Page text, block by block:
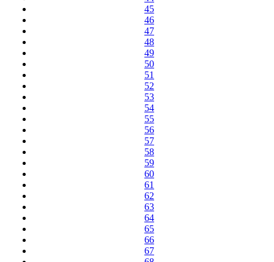
45
46
47
48
49
50
51
52
53
54
55
56
57
58
59
60
61
62
63
64
65
66
67